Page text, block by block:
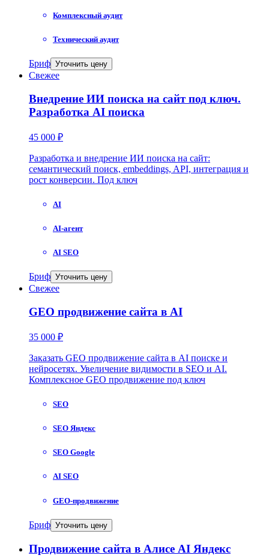
Комплексный аудит
Технический аудит
Бриф Уточнить цену
Свежее
Внедрение ИИ поиска на сайт под ключ.
Разработка AI поиска
45 000 ₽
Разработка и внедрение ИИ поиска на сайт:
семантический поиск, embeddings, API, интеграция и
рост конверсии. Под ключ
AI
AI-агент
AI SEO
Бриф Уточнить цену
Свежее
GEO продвижение сайта в AI
35 000 ₽
Заказать GEO продвижение сайта в AI поиске и
нейросетях. Увеличение видимости в SEO и AI.
Комплексное GEO продвижение под ключ
SEO
SEO Яндекс
SEO Google
AI SEO
GEO-продвижение
Бриф Уточнить цену
Продвижение сайта в Алисе AI Яндекс